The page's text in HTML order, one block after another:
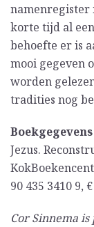
namenregister
korte tijd al
behoefte er is
mooi gegeven
worden
tradities nog
Boekgegevens
Jezus.
90 435 3410 9,
Cor Sinnema